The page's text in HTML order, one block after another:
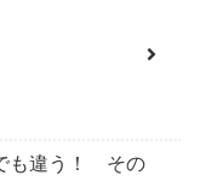
も違う！ その